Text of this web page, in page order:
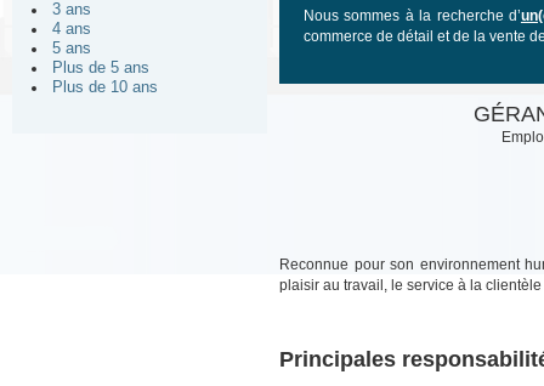
3 ans
4 ans
5 ans
Plus de 5 ans
Plus de 10 ans
Nous sommes à la recherche d’
commerce de détail et de la vente
Reconnue pour son environnement
plaisir au travail, le service à la
Principales